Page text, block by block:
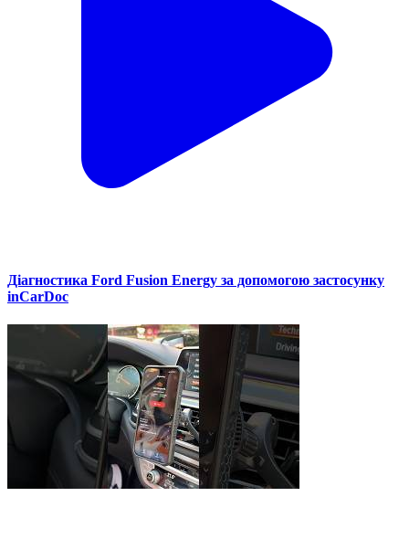
Діагностика Ford Fusion Energy за допомогою застосунку
inCarDoc